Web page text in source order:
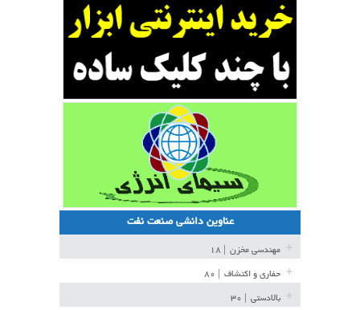
عناوین دانشی صنعت نفت
مهندسی مخزن
حفاری و اکتشاف
بالادستی